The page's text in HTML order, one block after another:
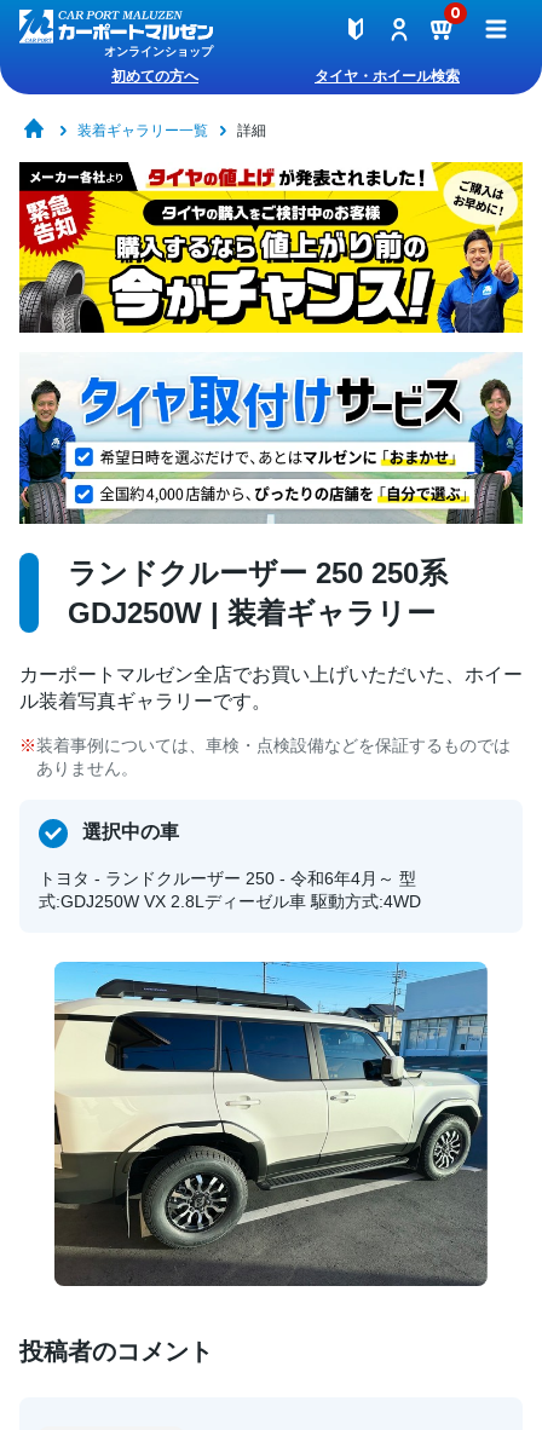
オンラインショップ
0
初めての方へ タイヤ・ホイール検索
装着ギャラリー一覧 詳細
ランドクルーザー 250 250系
GDJ250W | 装着ギャラリー
カーポートマルゼン全店でお買い上げいただいた、ホイー
ル装着写真ギャラリーです。
装着事例については、車検・点検設備などを保証するものでは
ありません。
選択中の車
トヨタ - ランドクルーザー 250 - 令和6年4月～ 型
式:GDJ250W VX 2.8Lディーゼル車 駆動方式:4WD
投稿者のコメント